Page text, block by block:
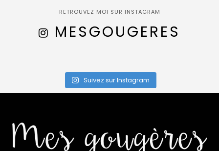
RETROUVEZ MOI SUR INSTAGRAM
MESGOUGERES
Suivez sur Instagram